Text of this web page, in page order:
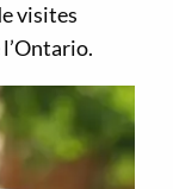
visites